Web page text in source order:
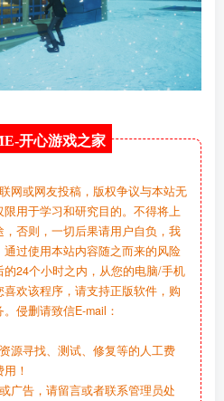
开心游戏之家
网或网友投稿，版权争议与本站无
用于学习和研究目的。不得将上
否则，一切后果请用户自负，我
过使用本站内容随之而来的风险
24个小时之内，从您的电脑/手机
欢该程序，请支持正版软件，购
侵删请致信E-mail：
源寻找、测试、修复等的人工费
！
广告，请留言或者联系管理员处